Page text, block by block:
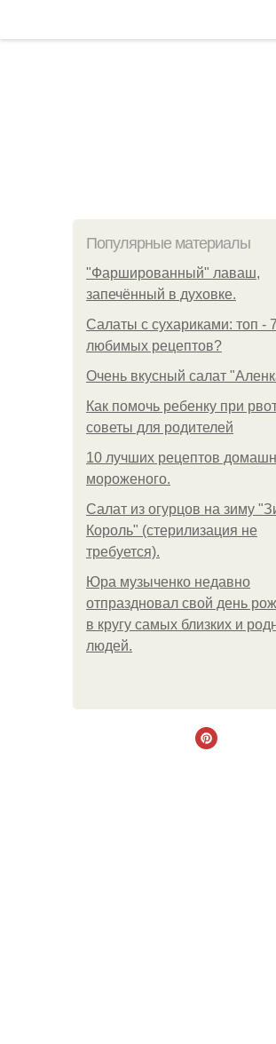
Популярные материалы
"Фаршированный" лаваш,
запечённый в духовке.
Салаты с сухариками: топ - 7
любимых рецептов?
Очень вкусный салат
Как помочь ребенку при
советы для родителей
10 лучших рецептов
мороженого.
Салат из огурцов на зиму
Король" (стерилизация не
требуется).
Юра музыченко недавно
отпраздновал свой день
в кругу самых близких и
людей.